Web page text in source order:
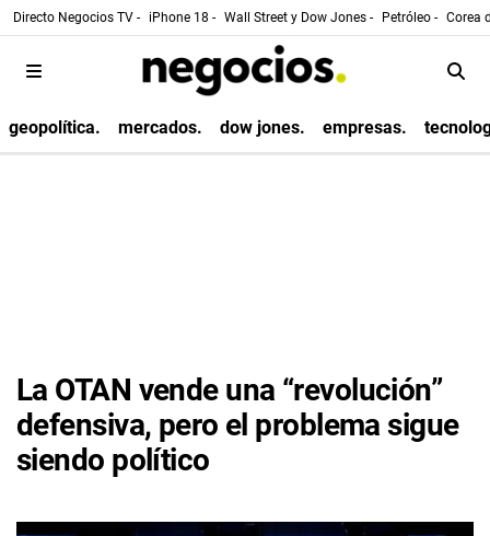
Directo Negocios TV - iPhone 18 - Wall Street y Dow Jones - Petróleo - Corea
geopolítica. mercados. dow jones. empresas.
La OTAN vende una “revolución”
defensiva, pero el problema sigue
siendo político